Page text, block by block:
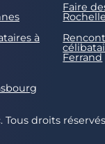
Faire
Rochelle
à
Ferrand
droits